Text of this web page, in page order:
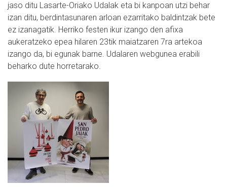
jaso ditu Lasarte-Oriako Udalak eta bi kanpoan utzi behar
izan ditu, berdintasunaren arloan ezarritako baldintzak bete
ez izanagatik. Herriko festen ikur izango den afixa
aukeratzeko epea hilaren 23tik maiatzaren 7ra artekoa
izango da, bi egunak barne. Udalaren webgunea erabili
beharko dute horretarako.